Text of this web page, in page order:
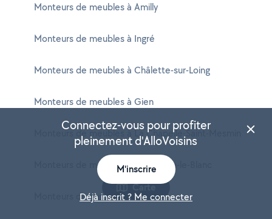
Monteurs de meubles à Amilly
Monteurs de meubles à Ingré
Monteurs de meubles à Châlette-sur-Loing
Monteurs de meubles à Gien
Monteurs de meubles à La Chapelle-Saint-Mesmin
Monteurs de meubles à Saint-Jean-le-Blanc
Monteurs de meubles à Pithiviers
Carte
Connectez-vous pour profiter
pleinement d'AlloVoisins
M'inscrire
Déjà inscrit ? Me connecter